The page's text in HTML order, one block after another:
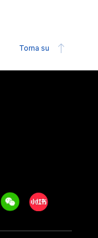
Torna su
WeechatXiaohongshu/